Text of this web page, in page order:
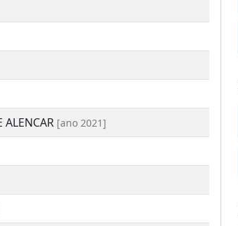
ALENCAR [ano 2021]